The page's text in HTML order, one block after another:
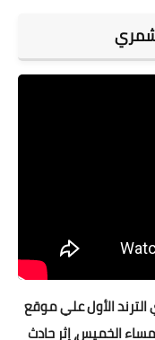
الأول علي موقع
مساء الخميس، إثر حادث